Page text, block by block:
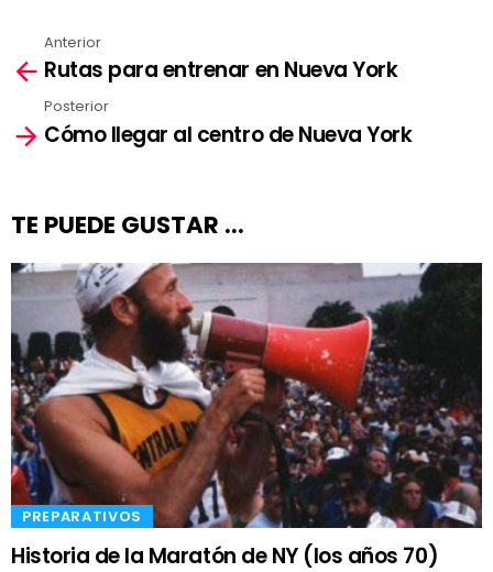
más
Anterior
Rutas para entrenar en Nueva York
Posterior
Cómo llegar al centro de Nueva York
TE PUEDE GUSTAR ...
​PREPARATIVOS
Historia de la Maratón de NY (los años 70)